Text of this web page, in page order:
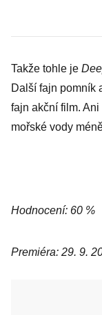
Takže tohle je
Další fajn pomník
fajn akční film.
mořské vody
Hodnocení: 60 %
Premiéra: 29. 9.